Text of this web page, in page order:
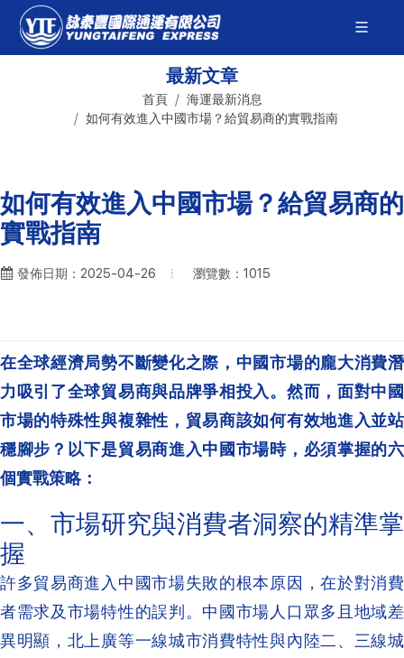
最新文章
首頁
海運最新消息
如何有效進入中國市場？給貿易商的實戰指南
如何有效進入中國市場？給貿易商的
實戰指南
發佈日期：2025-04-26 瀏覽數：1015
在全球經濟局勢不斷變化之際，中國市場的龐大消費潛
力吸引了全球貿易商與品牌爭相投入。然而，面對中國
市場的特殊性與複雜性，貿易商該如何有效地進入並站
穩腳步？以下是貿易商進入中國市場時，必須掌握的六
個實戰策略：
一、市場研究與消費者洞察的精準掌
握
許多貿易商進入中國市場失敗的根本原因，在於對消費
者需求及市場特性的誤判。中國市場人口眾多且地域差
異明顯，北上廣等一線城市消費特性與內陸二、三線城